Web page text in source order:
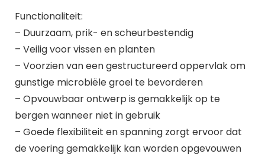
Functionaliteit:
– Duurzaam, prik- en scheurbestendig
– Veilig voor vissen en planten
– Voorzien van een gestructureerd oppervlak om
gunstige microbiële groei te bevorderen
– Opvouwbaar ontwerp is gemakkelijk op te
bergen wanneer niet in gebruik
– Goede flexibiliteit en spanning zorgt ervoor dat
de voering gemakkelijk kan worden opgevouwen